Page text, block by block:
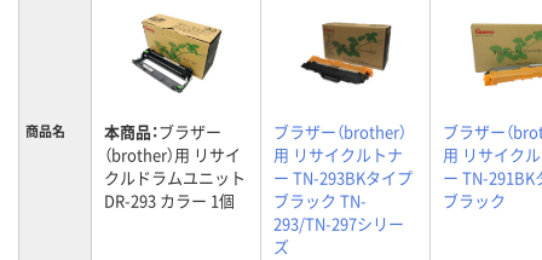
商品名 本商品：ブラザー
（brother）用 リサイ
クルドラムユニット
DR-293 カラー 1個
ブラザー（brother）
用 リサイクルトナ
ー TN-293BKタイプ
ブラック TN-
293/TN-297シリー
ズ
ブラザー（
用 リサイク
ー TN-291BK
ブラック